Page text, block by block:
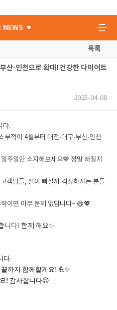
목록
산·인천으로 확대! 건강한 다이어트
2025-04-08
다.
적이 4월부터 대전·대구·부산·인천
일주일만 소지해보세요💙 정말 빠질지
객님들, 살이 빠질까 걱정하시는 분들
이면 아무 문제 없답니다~ 😄💖
니다! 함께 해요✨
다.
까지 함께할게요! 💪✨
! 감사합니다😊